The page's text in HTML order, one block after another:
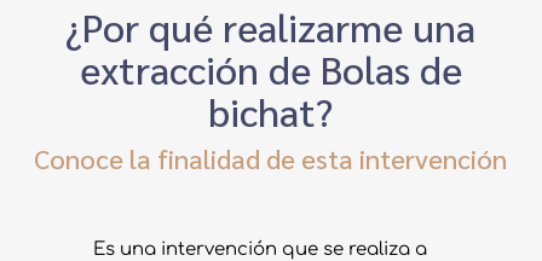
¿Por qué realizarme una
extracción de Bolas de
bichat?
Conoce la finalidad de esta intervención
Es una intervención que se realiza a